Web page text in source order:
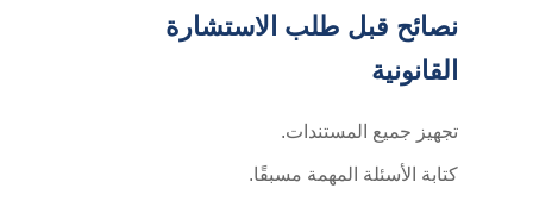
نصائح قبل طلب الاستشارة
القانونية
تجهيز جميع المستندات.
كتابة الأسئلة المهمة مسبقًا.